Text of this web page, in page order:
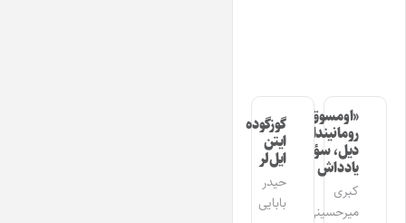
«اومسوق»
رومانیندا
دیل، سؤز،
یادداش
کبری
میرحسینی
گوزگوده
ایتن
ایل‌لر
حیدر
بابایی